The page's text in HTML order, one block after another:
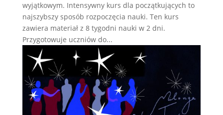
wyjątkowym. Intensywny kurs dla początkujących to
najszybszy sposób rozpoczęcia nauki. Ten kurs
zawiera materiał z 8 tygodni nauki w 2 dni.
Przygotowuje uczniów do...